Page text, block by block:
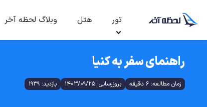
تور هتل وبلاگ لحظه آخر
راهنمای سفر به کنیا
زمان مطالعه: 6 دقیقه بروزرسانی: 1403/09/25 بازدید: 1939